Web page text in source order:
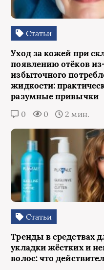
Статьи
Уход за кожей при
появлению отёков
избыточного
жидкости:
разумные привычки
0 0 2 мин.
Статьи
Тренды в средствах
укладки жёстких и
волос: что